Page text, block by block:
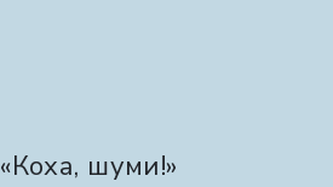
«Коха, шуми!»